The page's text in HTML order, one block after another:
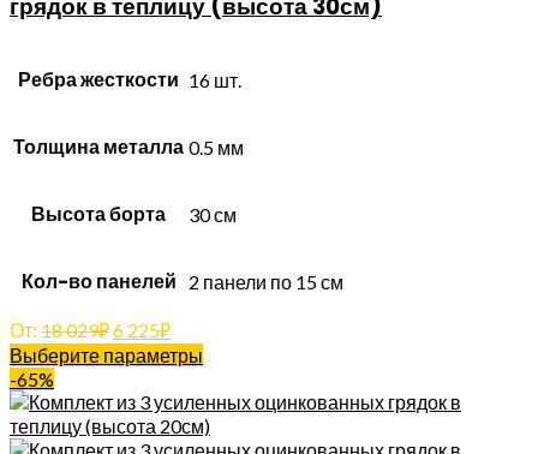
Ребра жесткости 16 шт.
Толщина металла 0.5 мм
Высота борта 30 см
Кол-во панелей 2 панели по 15 см
От: 18 029₽6 225₽
Выберите параметры
-65%